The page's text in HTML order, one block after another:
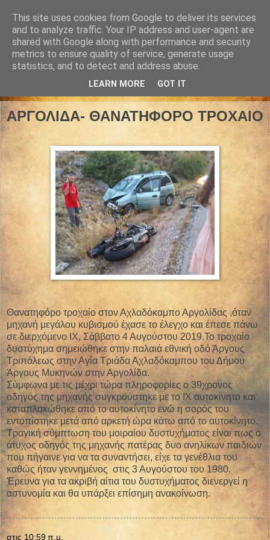
04 Αυγούστου 2019
ΑΡΓΟΛΙΔΑ- ΘΑNΑΤΗΦΟΡΟ ΤΡΟΧΑΙΟ
Θανατηφόρο τροχαίο στον Αχλαδόκαμπο Αργολίδας ,όταν
μηχανή μεγάλου κυβισμού έχασε το έλεγχο και έπεσε πάνω
σε διερχόμενο ΙΧ, Σάββατο 4 Αυγούστου 2019.Το τροχαίο
δυστύχημα σημειώθηκε στην παλαιά εθνική οδό Άργους
Τριπόλεως στην Αγία Τριάδα Αχλαδόκαμπου του Δήμου
Άργους Μυκηνών στην Αργολίδα.
Σύμφωνα με τις μέχρι τώρα πληροφορίες ο 39χρονος
οδηγός της μηχανής συγκρούστηκε με το ΙΧ αυτοκίνητο και
καταπλακώθηκε από το αυτοκίνητο ενώ η σορός του
εντοπίστηκε μετά από αρκετή ώρα κάτω από το αυτοκίνητο.
Τραγική σύμπτωση του μοιραίου δυστυχήματος είναι πως ο
άτυχος οδηγός της μηχανής πατέρας δυο ανηλίκων παιδιών
που πήγαινε για να τα συναντήσει, είχε τα γενέθλια του
καθώς ήταν γεννημένος στις 3 Αυγούστου του 1980.
Έρευνα για τα ακριβή αίτια του δυστυχήματος διενεργεί η
αστυνομία και θα υπάρξει επίσημη ανακοίνωση.
στις 10:59 π.μ.
This site uses cookies from Google to deliver its services
and to analyze traffic. Your IP address and user-agent are
shared with Google along with performance and security
metrics to ensure quality of service, generate usage
statistics, and to detect and address abuse.
LEARN MORE GOT IT